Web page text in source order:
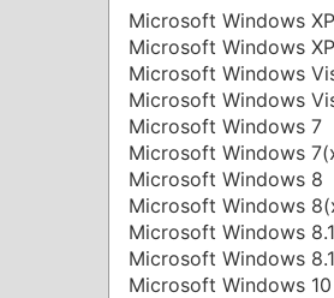
Microsoft Windows XP
Microsoft Windows
Microsoft Windows
Microsoft Windows
Microsoft Windows 7
Microsoft Windows
Microsoft Windows 8
Microsoft Windows
Microsoft Windows 8.1
Microsoft Windows
Microsoft Windows 10